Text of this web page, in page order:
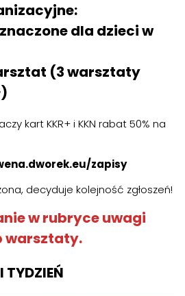
dla dzieci w
(3 warsztaty
kart KKR+ i KKN rabat 50% na
zapisy
decyduje kolejność zgłoszeń!
w rubryce uwagi
warsztaty.
I TYDZIEŃ